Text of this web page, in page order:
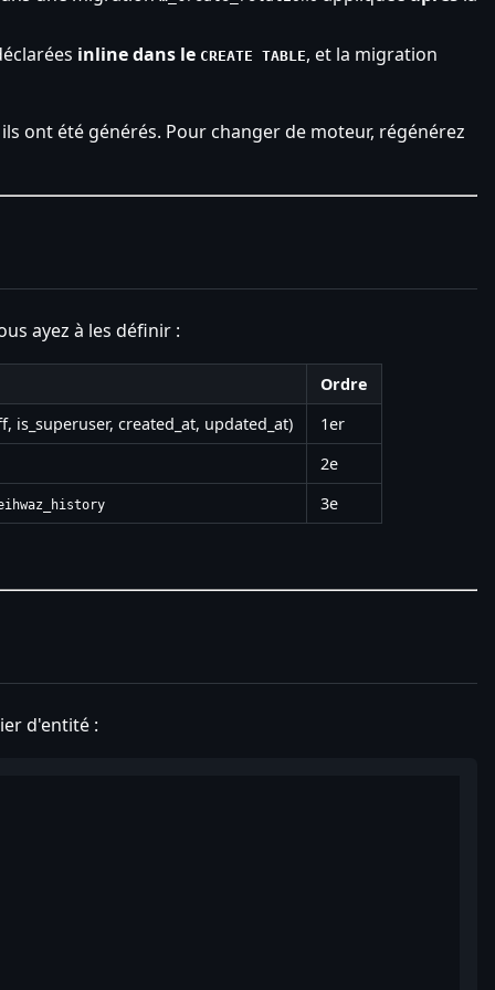
inline dans le CREATE TABLE, et la migration
ont été générés. Pour changer de moteur, régénérez
ayez à les définir :
Ordre
is_superuser, created_at, updated_at)
1er
2e
3e
d'entité :